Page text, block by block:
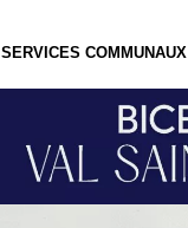
SERVICES COMMUNAUX